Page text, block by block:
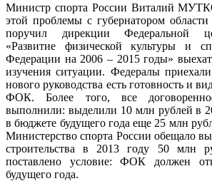
Министр спорта России Виталий
этой проблемы с губернатором
поручил дирекции Федеральной
«Развитие физической культуры и
Федерации на 2006 – 2015 годы»
изучения ситуации. Федералы
нового руководства есть готовность и
ФОК. Более того, все
выполнили: выделили 10 млн рублей в
в бюджете будущего года еще 25 млн
Министерство спорта России обещало
строительства в 2013 году 50 млн
поставлено условие: ФОК должен
будущего года.